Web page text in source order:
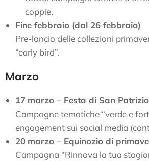
coppie.
Fine febbraio (dal 26 febbraio)
Pre-lancio delle collezioni
“early bird”.
Marzo
17 marzo – Festa di San Patrizio
Campagne tematiche “verde e
engagement sui social media
20 marzo – Equinozio di
Campagna “Rinnova la tua